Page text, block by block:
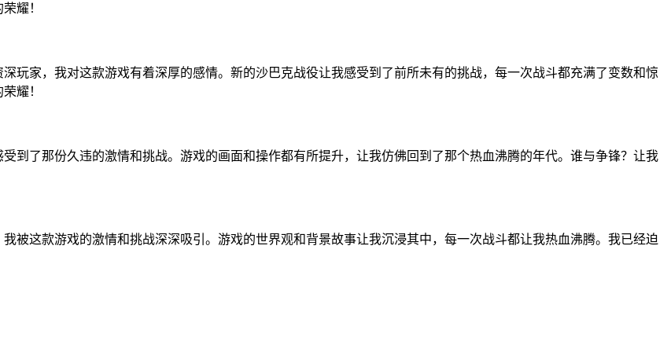
耀！
玩家，我对这款游戏有着深厚的感情。新的沙巴克战役让我感受到了前所未有的挑战，每一次战斗都充满了变数和惊
耀！
到了那份久违的激情和挑战。游戏的画面和操作都有所提升，让我仿佛回到了那个热血沸腾的年代。谁与争锋？让我
被这款游戏的激情和挑战深深吸引。游戏的世界观和背景故事让我沉浸其中，每一次战斗都让我热血沸腾。我已经迫